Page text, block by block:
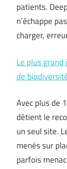
patients.
n’échappe
charger,
Le plus
de
Avec plus de
détient le
un seul site.
menés sur
parfois